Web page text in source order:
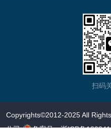
扫码
Copyrights©2012-2025 All